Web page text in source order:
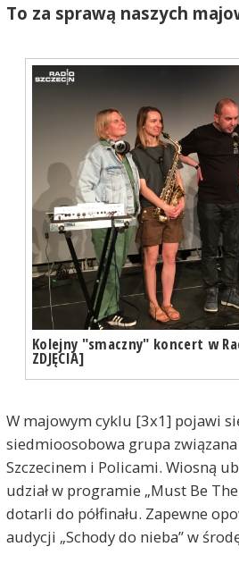
To za sprawą naszych
Kolejny "smaczny" koncert w
ZDJĘCIA]
W majowym cyklu [3x1] pojawi
siedmioosobowa grupa
Szczecinem i Policami. Wiosną
udział w programie „Must Be
dotarli do półfinału. Zapewne
audycji „Schody do nieba” w